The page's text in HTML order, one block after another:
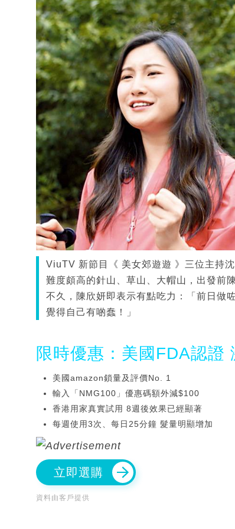
ViuTV 新節目《 美女郊遊遊 》三位主持
難度頗高的針山、草山、大帽山，出發前
不久，陳欣妍即表示有點吃力：「前日做
覺得自己有啲蠢！」
限時優惠：美國FDA認證
美國amazon鎖量及評價No. 1
輸入「NMG100」優惠碼額外減$100
香港用家真實試用 8週後效果已經顯著
每週使用3次、每日25分鐘 髮量明顯增加
立即選購
資料由客戶提供